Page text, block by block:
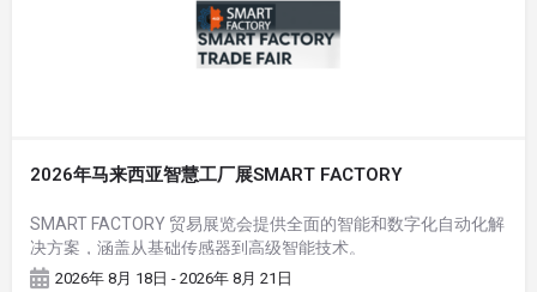
2026年马来西亚智慧工厂展SMART FACTORY
SMART FACTORY 贸易展览会提供全面的智能和数字化自动化解
决方案，涵盖从基础传感器到高级智能技术。
2026年 8月 18日 - 2026年 8月 21日